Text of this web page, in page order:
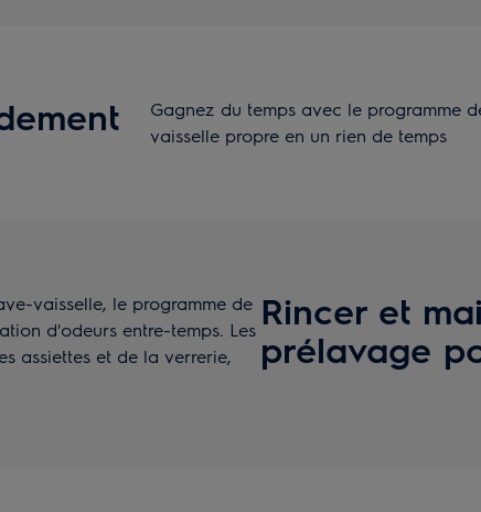
Gagnez du temps avec le programme
vaisselle propre en un rien de temps
Rincer et
prélavage
vaisselle, le programme de
d'odeurs entre-temps. Les
assiettes et de la verrerie,